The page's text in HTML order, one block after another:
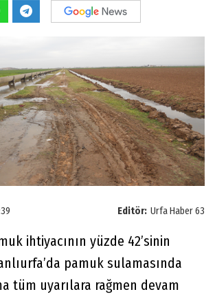
Editör: Urfa Haber 63
ihtiyacının yüzde 42’sinin
pamuk sulamasında
tüm uyarılara rağmen devam